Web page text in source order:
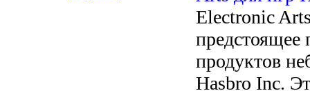
Electronic
предстоящее
продуктов
Hasbro Inc.